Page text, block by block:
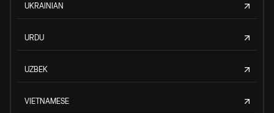
UKRAINIAN
URDU
UZBEK
VIETNAMESE